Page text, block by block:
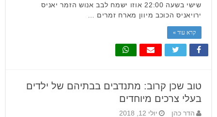
שישי בשעה 22:00 אוזו ישמח לבב אנוש הזמר יאניס
ירויאניס הכוכב מיוון מארח זמרים …
קרא עוד »
טוב שכן קרוב: מתנדבים בבתיהם של ילדים
בעלי צרכים מיוחדים
הדר כהן יולי 12, 2018